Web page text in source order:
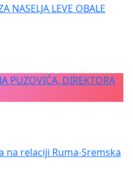
NASELJA LEVE OBALE
PUZOVIĆA, DIREKTORA
relaciji Ruma-Sremska